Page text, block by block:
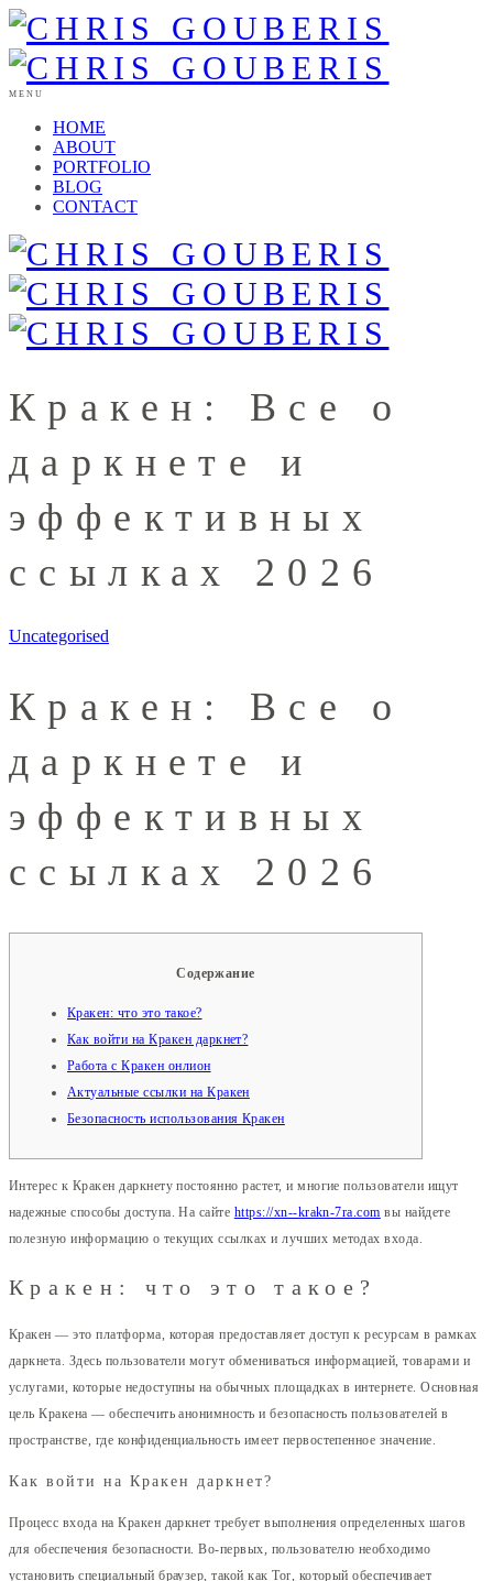
MENU
HOME
ABOUT
PORTFOLIO
BLOG
CONTACT
Кракен: Все о
даркнете и
эффективных
ссылках 2026
Uncategorised
Кракен: Все о
даркнете и
эффективных
ссылках 2026
Содержание
Кракен: что это такое?
Как войти на Кракен даркнет?
Работа с Кракен онлион
Актуальные ссылки на Кракен
Безопасность использования Кракен
Интерес к Кракен даркнету постоянно растет, и многие пользователи ищут
надежные способы доступа. На сайте https://xn--krakn-7ra.com вы найдете
полезную информацию о текущих ссылках и лучших методах входа.
Кракен: что это такое?
Кракен — это платформа, которая предоставляет доступ к ресурсам в рамках
даркнета. Здесь пользователи могут обмениваться информацией, товарами и
услугами, которые недоступны на обычных площадках в интернете. Основная
цель Кракена — обеспечить анонимность и безопасность пользователей в
пространстве, где конфиденциальность имеет первостепенное значение.
Как войти на Кракен даркнет?
Процесс входа на Кракен даркнет требует выполнения определенных шагов
для обеспечения безопасности. Во-первых, пользователю необходимо
установить специальный браузер, такой как Tor, который обеспечивает